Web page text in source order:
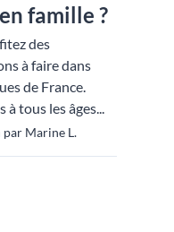
famille ?
des
à faire dans
de France.
tous les âges...
Marine L.